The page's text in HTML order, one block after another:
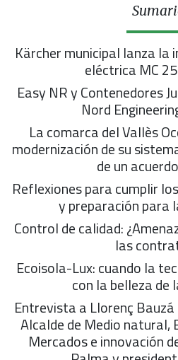
Kärcher municipal lanza la
eléctrica MC
Easy NR y Contenedores
Nord
La comarca del Vallès
modernización de su
de un
Reflexiones para cumplir
y preparación para
Control de calidad:
las
Ecoisola-Lux: cuando la
con la belleza de
Entrevista a Llorenç
Alcalde de Medio natural,
Mercados e innovación